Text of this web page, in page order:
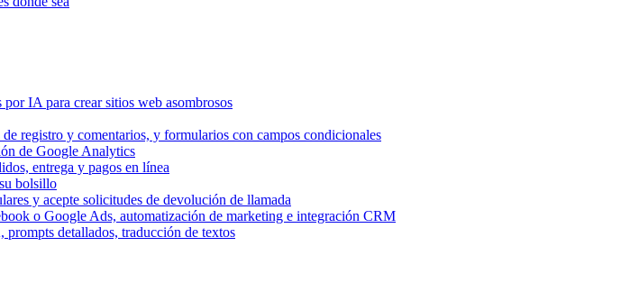
IA para crear sitios web asombrosos
registro y comentarios, y formularios con campos condicionales
de Google Analytics
entrega y pagos en línea
bolsillo
y acepte solicitudes de devolución de llamada
o Google Ads, automatización de marketing e integración CRM
detallados, traducción de textos